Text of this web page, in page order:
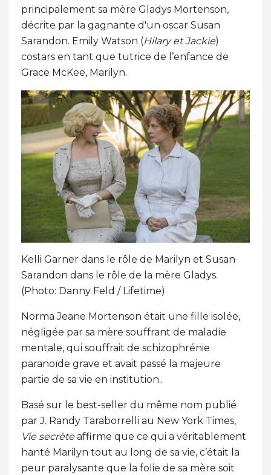
principalement sa mère Gladys Mortenson,
décrite par la gagnante d'un oscar Susan
Sarandon. Emily Watson (Hilary et Jackie)
costars en tant que tutrice de l’enfance de
Grace McKee, Marilyn.
Kelli Garner dans le rôle de Marilyn et Susan
Sarandon dans le rôle de la mère Gladys.
(Photo: Danny Feld / Lifetime)
Norma Jeane Mortenson était une fille isolée,
négligée par sa mère souffrant de maladie
mentale, qui souffrait de schizophrénie
paranoïde grave et avait passé la majeure
partie de sa vie en institution..
Basé sur le best-seller du même nom publié
par J. Randy Taraborrelli au New York Times,
Vie secrèteaffirme que ce qui a véritablement
hanté Marilyn tout au long de sa vie, c’était la
peur paralysante que la folie de sa mère soit